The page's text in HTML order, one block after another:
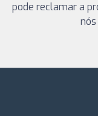
pode reclamar a